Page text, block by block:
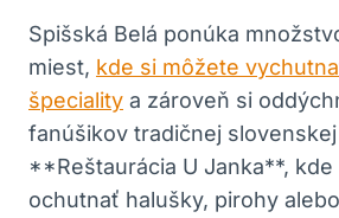
Spišská Belá ponúka
miest, kde si môžete
špeciality a zároveň si
fanúšikov tradičnej
**Reštaurácia U Janka**, kde
ochutnať halušky, pirohy